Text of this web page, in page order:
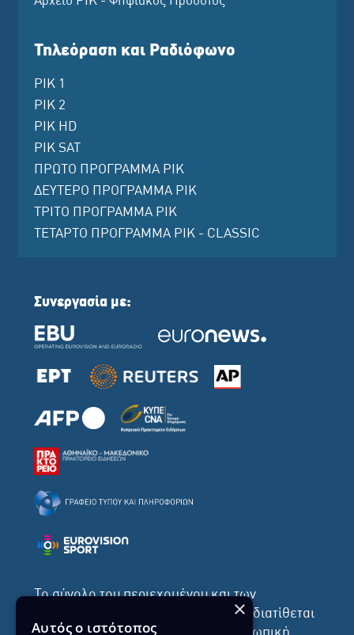
Τηλεόραση και Ραδιόφωνο
ΡΙΚ 1
ΡΙΚ 2
ΡΙΚ HD
ΡΙΚ SAT
ΠΡΩΤΟ ΠΡΟΓΡΑΜΜΑ ΡΙΚ
ΔΕΥΤΕΡΟ ΠΡΟΓΡΑΜΜΑ ΡΙΚ
ΤΡΙΤΟ ΠΡΟΓΡΑΜΜΑ ΡΙΚ
ΤΕΤΑΡΤΟ ΠΡΟΓΡΑΜΜΑ ΡΙΚ - CLASSIC
Συνεργασία με:
Το σύνολο του περιεχομένου και των
υπηρεσιών της ιστοσελίδας του ΡΙΚ διατίθεται
×
Αυτός ο ιστότοπος